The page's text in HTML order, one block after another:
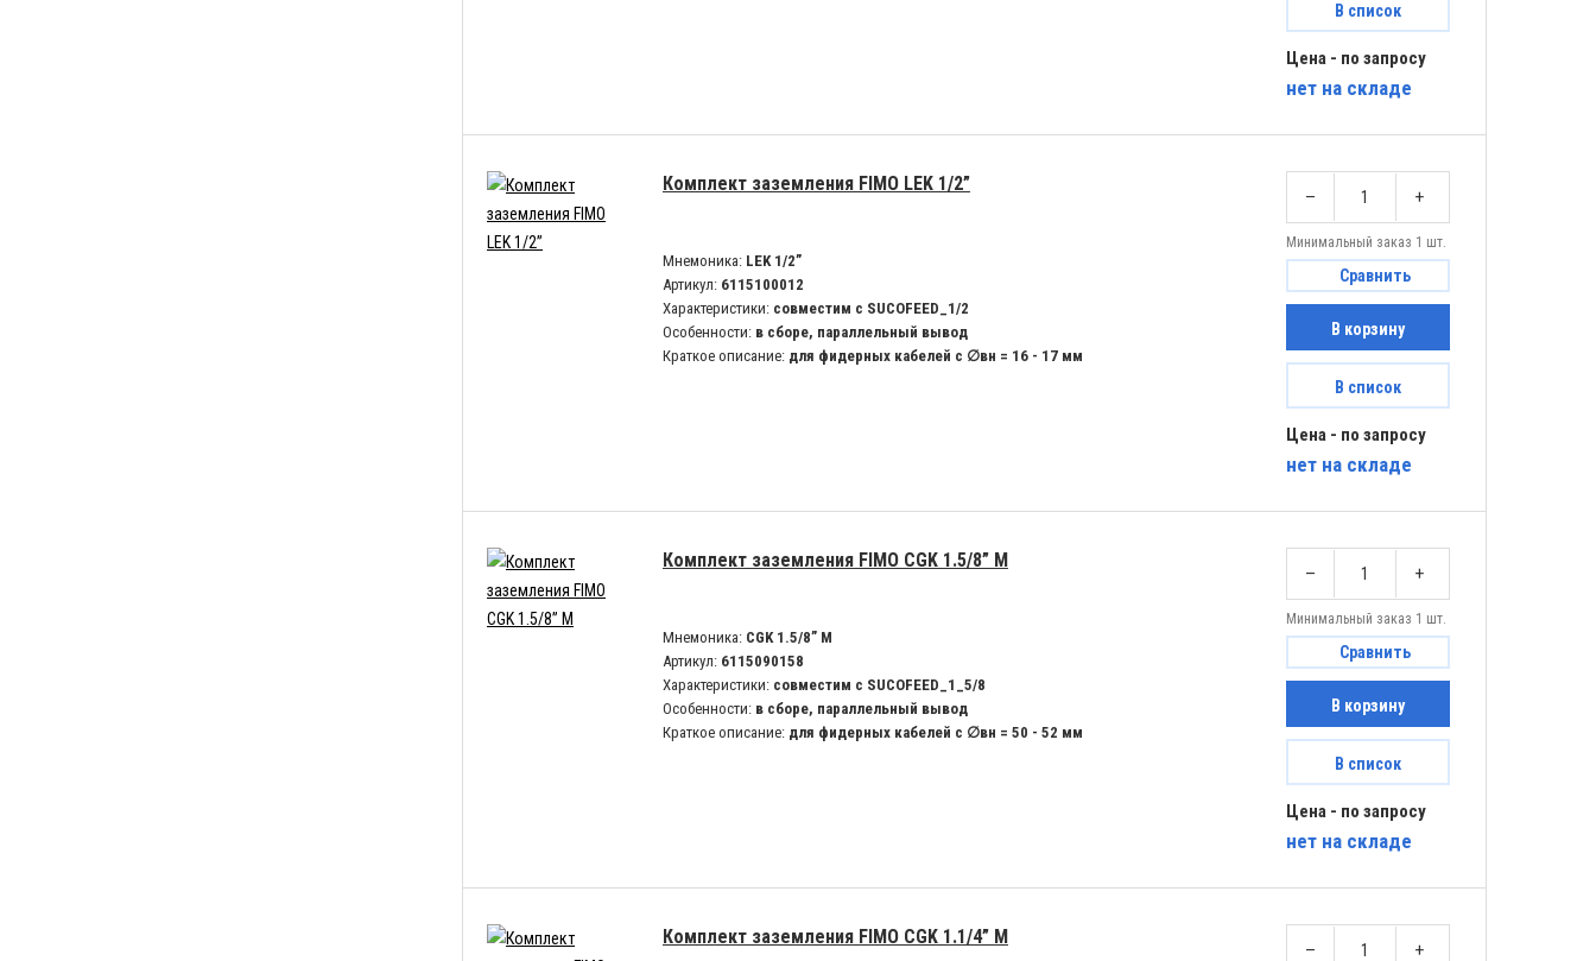
В список
Цена - по запросу
нет на складе
Комплект заземления FIMO LEK 1/2”
Мнемоника: LEK 1/2”
Артикул: 6115100012
Характеристики: совместим с SUCOFEED_1/2
Особенности: в сборе, параллельный вывод
Краткое описание: для фидерных кабелей с ∅вн = 16 - 17 мм
– +
Минимальный заказ 1 шт.
Сравнить
В корзину
В список
Цена - по запросу
нет на складе
Комплект заземления FIMO CGK 1.5/8” M
Мнемоника: CGK 1.5/8” M
Артикул: 6115090158
Характеристики: совместим с SUCOFEED_1_5/8
Особенности: в сборе, параллельный вывод
Краткое описание: для фидерных кабелей с ∅вн = 50 - 52 мм
– +
Минимальный заказ 1 шт.
Сравнить
В корзину
В список
Цена - по запросу
нет на складе
Комплект заземления FIMO CGK 1.1/4” M
– +